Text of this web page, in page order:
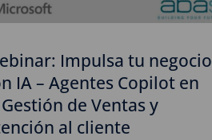
Impulsa tu negocio
IA – Agentes Copilot en
de Ventas y
al cliente